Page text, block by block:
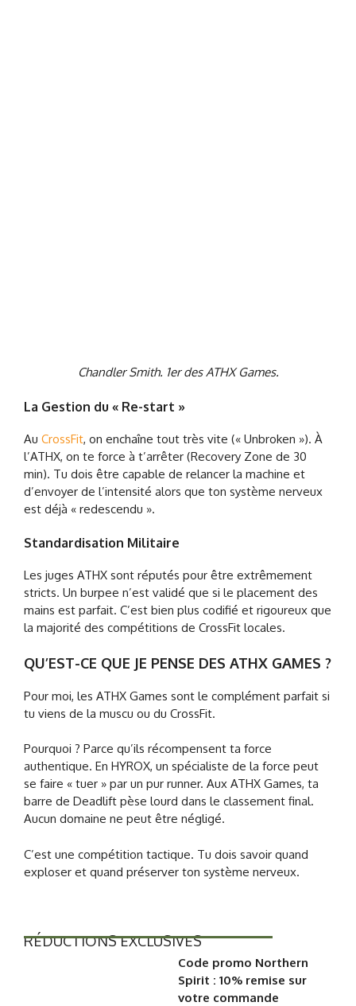
Chandler Smith. 1er des ATHX Games.
La Gestion du « Re-start »
Au CrossFit, on enchaîne tout très vite (« Unbroken »). À
l’ATHX, on te force à t’arrêter (Recovery Zone de 30
min). Tu dois être capable de relancer la machine et
d’envoyer de l’intensité alors que ton système nerveux
est déjà « redescendu ».
Standardisation Militaire
Les juges ATHX sont réputés pour être extrêmement
stricts. Un burpee n’est validé que si le placement des
mains est parfait. C’est bien plus codifié et rigoureux que
la majorité des compétitions de CrossFit locales.
QU’EST-CE QUE JE PENSE DES ATHX GAMES ?
Pour moi, les ATHX Games sont le complément parfait si
tu viens de la muscu ou du CrossFit.
Pourquoi ? Parce qu’ils récompensent ta force
authentique. En HYROX, un spécialiste de la force peut
se faire « tuer » par un pur runner. Aux ATHX Games, ta
barre de Deadlift pèse lourd dans le classement final.
Aucun domaine ne peut être négligé.
C’est une compétition tactique. Tu dois savoir quand
exploser et quand préserver ton système nerveux.
RÉDUCTIONS EXCLUSIVES
Code promo Northern
Spirit : 10% remise sur
votre commande